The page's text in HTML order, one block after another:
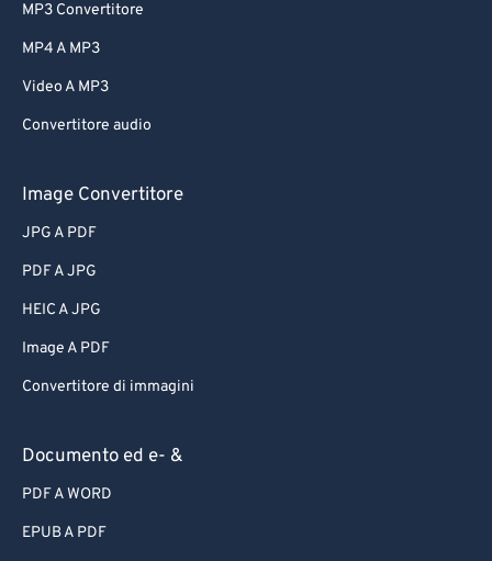
MP3 Convertitore
MP4 A MP3
Video A MP3
Convertitore audio
Image Convertitore
JPG A PDF
PDF A JPG
HEIC A JPG
Image A PDF
Convertitore di immagini
Documento ed e- &
PDF A WORD
EPUB A PDF